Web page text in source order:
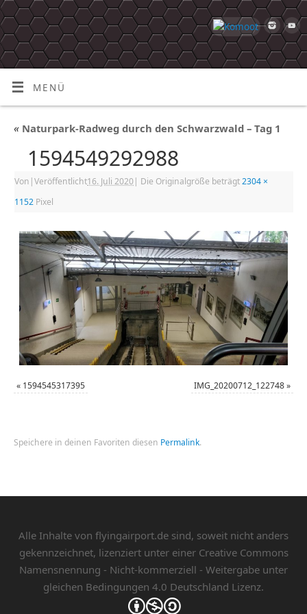
MENÜ
« Naturpark-Radweg durch den Schwarzwald – Tag 1
1594549292988
Von |Veröffentlicht16. Juli 2020| Die Originalgröße beträgt2304 ×
1152 Pixel
« 1594545317395 IMG_20200712_122748»
Speichere in deinen Favoriten diesen Permalink.
Alle Inhalte von flyingairport.de sind, soweit nicht anders
gekennzeichnet, lizenziert unter einer Creative Commons
Namensnennung - Nicht-kommerziell - Weitergabe unter
gleichen Bedingungen 4.0 Deutschland Lizenz.